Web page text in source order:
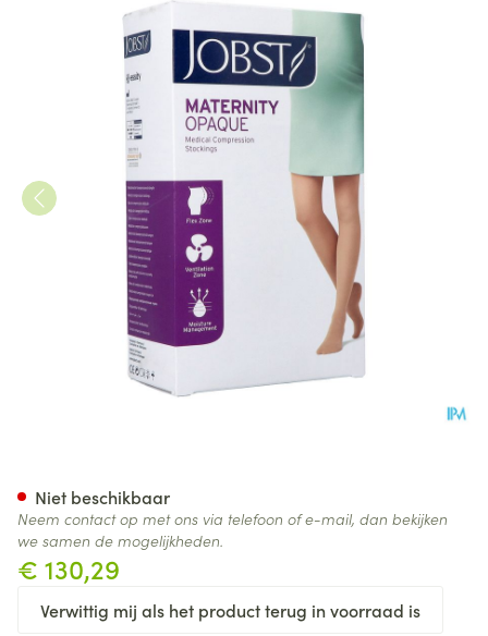
€ 130,29
Verwittig mij als het product terug in voorraad is
Niet beschikbaar
Neem contact op met ons via telefoon of e-mail, dan bekijken
we samen de mogelijkheden.